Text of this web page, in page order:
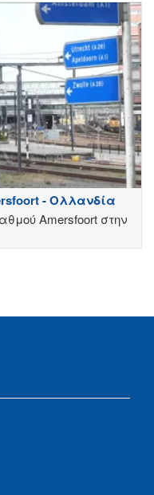
- Ολλανδία
Amersfoort στην